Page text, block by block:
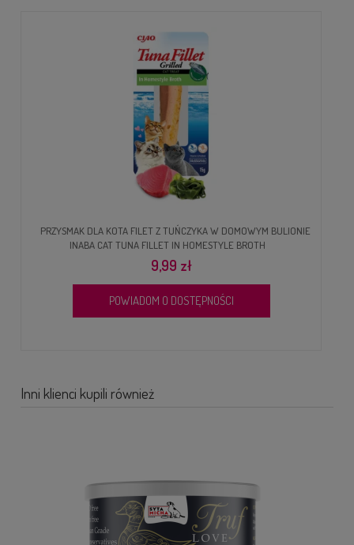
PRZYSMAK DLA KOTA FILET Z TUŃCZYKA W DOMOWYM BULIONIE
INABA CAT TUNA FILLET IN HOMESTYLE BROTH
9,99 zł
POWIADOM O DOSTĘPNOŚCI
Inni klienci kupili również